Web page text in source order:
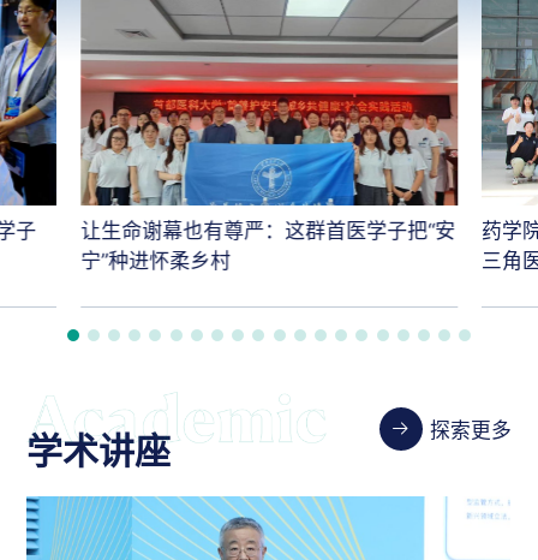
子
让生命谢幕也有尊严：这群首医学子把“安
宁”种进怀柔乡村
药学
三角
学术讲座 探索更多